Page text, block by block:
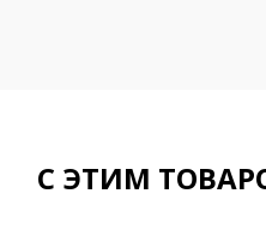
С ЭТИМ